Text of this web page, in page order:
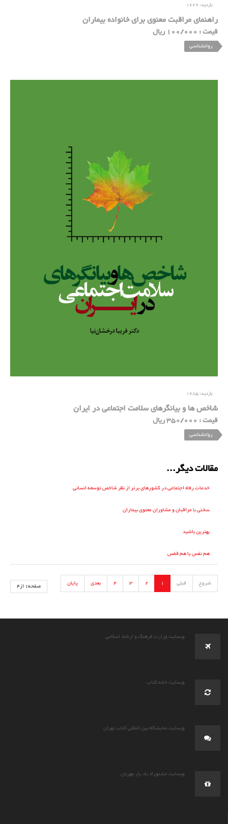
بازدید: 1629
راهنمای مراقبت معنوی برای خانواده بیماران
قیمت : 100/000 ریال
روانشناسی
بازدید:1685
شاخص ها و بیانگرهای سلامت اجتماعی در ایران
قیمت : 350/000 ریال
روانشناسی
مقالات دیگر...
خدمات رفاه اجتماعی در کشورهای برتر از نظر شاخص توسعه انسانی
سخنی با مراقبان و مشاوران معنوی بیماران
بهترین باشید
هم نفس یا هم قفس
صفحه1 از4 شروع قبلی 1
2
3
4 بعدی پایان
وبسایت وزارت فرهنگ و ارشاد اسلامی
وبسایت خانه کتاب
وبسایت نمایشگاه بین المللی کتاب تهران
وبسایت جشنوراه یاد یار مهربان